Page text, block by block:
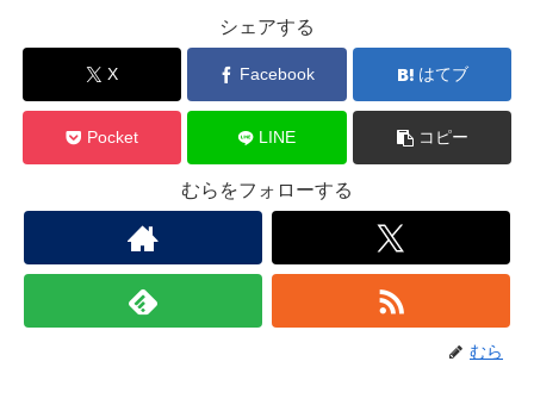
シェアする
X Facebook はてブ
Pocket LINE コピー
むらをフォローする
むら